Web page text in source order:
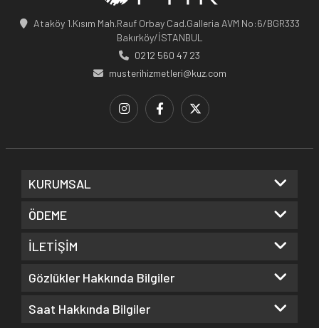
Ataköy 1.Kısım Mah.Rauf Orbay Cad.Galleria AVM No:6/BGR333
Bakırköy/İSTANBUL
0212 560 47 23
musterihizmetleri@kuz.com
KURUMSAL
ÖDEME
İLETİŞİM
Gözlükler Hakkında Bilgiler
Saat Hakkında Bilgiler